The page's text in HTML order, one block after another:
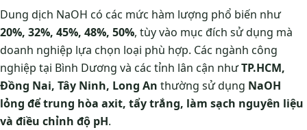
Dung dịch NaOH có các mức hàm lượng phổ biến như
20%, 32%, 45%, 48%, 50%, tùy vào mục đích sử dụng mà
doanh nghiệp lựa chọn loại phù hợp. Các ngành công
nghiệp tại Bình Dương và các tỉnh lân cận nhưTP.HCM,
Đồng Nai, Tây Ninh, Long An thường sử dụng NaOH
lỏng để trung hòa axit, tẩy trắng, làm sạch nguyên liệu
và điều chỉnh độ pH.